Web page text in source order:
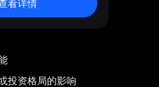
看详情
投资格局的影响